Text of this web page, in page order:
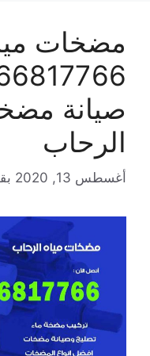
مضخات
صيانة
الرحاب
أغسطس 13, 2020